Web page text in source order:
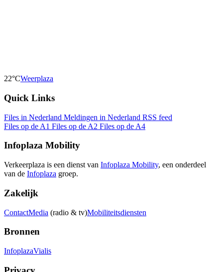
22°CWeerplaza
Quick Links
Files in Nederland Meldingen in Nederland RSS feed
Files op de A1 Files op de A2 Files op de A4
Infoplaza Mobility
Verkeerplaza is een dienst van Infoplaza Mobility, een onderdeel
van de Infoplaza groep.
Zakelijk
ContactMedia (radio & tv)Mobiliteitsdiensten
Bronnen
InfoplazaVialis